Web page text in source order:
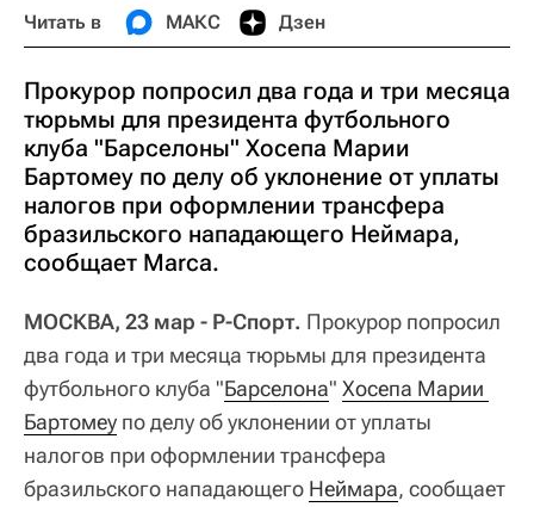
Читать в МАКС Дзен
Прокурор попросил два года и три месяца
тюрьмы для президента футбольного
клуба "Барселоны" Хосепа Марии
Бартомеу по делу об уклонение от уплаты
налогов при оформлении трансфера
бразильского нападающего Неймара,
сообщает Marca.
МОСКВА, 23 мар - Р-Спорт. Прокурор попросил
два года и три месяца тюрьмы для президента
футбольного клуба "Барселона" Хосепа Марии
Бартомеу по делу об уклонении от уплаты
налогов при оформлении трансфера
бразильского нападающего Неймара, сообщает